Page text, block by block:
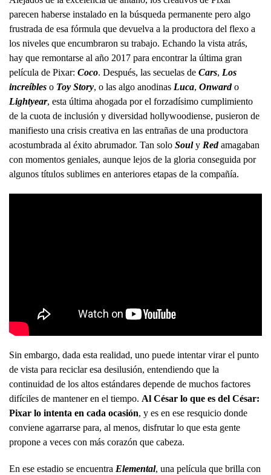
parecen haberse instalado en la búsqueda permanente pero algo
frustrada de esa fórmula que devuelva a la productora del flexo a
los niveles que encumbraron su trabajo. Echando la vista atrás,
hay que remontarse al año 2017 para encontrar la última gran
película de Pixar: Coco. Después, las secuelas de Cars, Los
increíbles o Toy Story, o las algo anodinas Luca, Onwardo
Lightyear, esta última ahogada por el forzadísimo cumplimiento
de la cuota de inclusión y diversidad hollywoodiense, pusieron de
manifiesto una crisis creativa en las entrañas de una productora
acostumbrada al éxito abrumador. Tan solo Souly Redamagaban
con momentos geniales, aunque lejos de la gloria conseguida por
algunos títulos sublimes en anteriores etapas de la compañía.
Sin embargo, dada esta realidad, uno puede intentar virar el punto
de vista para reciclar esa desilusión, entendiendo que la
continuidad de los altos estándares depende de muchos factores
difíciles de mantener en el tiempo. Al César lo que es del César:
Pixar lo intenta en cada ocasión, y es en ese resquicio donde
conviene agarrarse para, al menos, disfrutar lo que esta gente
propone a veces con más corazón que cabeza.
En ese estadio se encuentra Elemental, una película que brilla con